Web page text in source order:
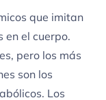
que imitan
en el cuerpo.
pero los más
son los
Los